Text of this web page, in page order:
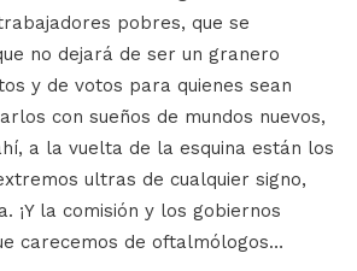
pobres, que se
no dejará de ser un granero
y de votos para quienes sean
con sueños de mundos nuevos,
a la vuelta de la esquina están los
ultras de cualquier signo,
¡Y la comisión y los gobiernos
carecemos de oftalmólogos…